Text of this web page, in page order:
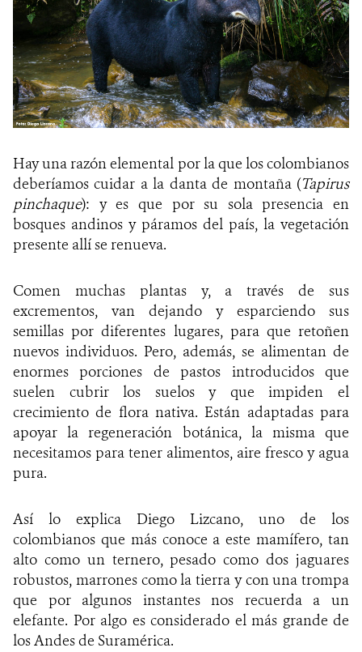
Hay una razón elemental por la que los colombianos
deberíamos cuidar a la danta de montaña (Tapirus
pinchaque): y es que por su sola presencia en
bosques andinos y páramos del país, la vegetación
presente allí se renueva.
Comen muchas plantas y, a través de sus
excrementos, van dejando y esparciendo sus
semillas por diferentes lugares, para que retoñen
nuevos individuos. Pero, además, se alimentan de
enormes porciones de pastos introducidos que
suelen cubrir los suelos y que impiden el
crecimiento de flora nativa. Están adaptadas para
apoyar la regeneración botánica, la misma que
necesitamos para tener alimentos, aire fresco y agua
pura.
Así lo explica Diego Lizcano, uno de los
colombianos que más conoce a este mamífero, tan
alto como un ternero, pesado como dos jaguares
robustos, marrones como la tierra y con una trompa
que por algunos instantes nos recuerda a un
elefante. Por algo es considerado el más grande de
los Andes de Suramérica.